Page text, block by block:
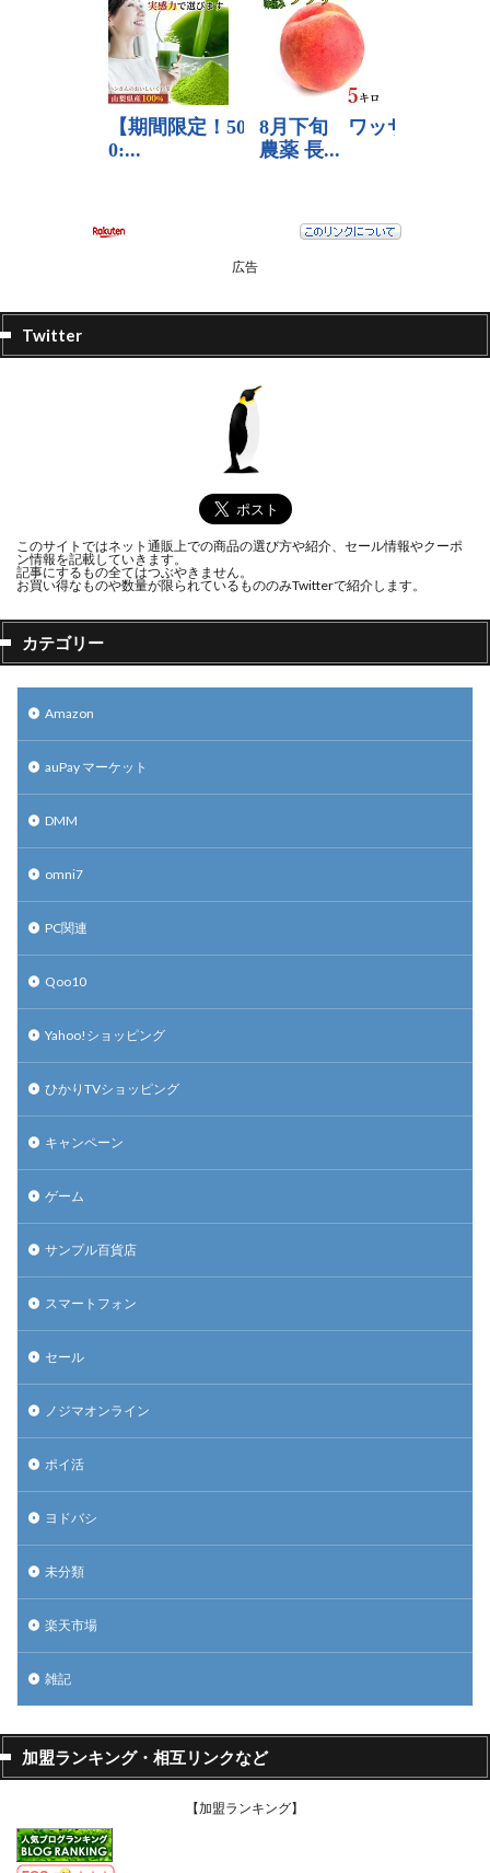
広告
Twitter
このサイトではネット通販上での商品の選び方や紹介、セール情報やクーポ
ン情報を記載していきます。
記事にするもの全てはつぶやきません。
お買い得なものや数量が限られているもののみTwitterで紹介します。
カテゴリー
Amazon
auPay マーケット
DMM
omni7
PC関連
Qoo10
Yahoo!ショッピング
ひかりTVショッピング
キャンペーン
ゲーム
サンプル百貨店
スマートフォン
セール
ノジマオンライン
ポイ活
ヨドバシ
未分類
楽天市場
雑記
加盟ランキング・相互リンクなど
【加盟ランキング】